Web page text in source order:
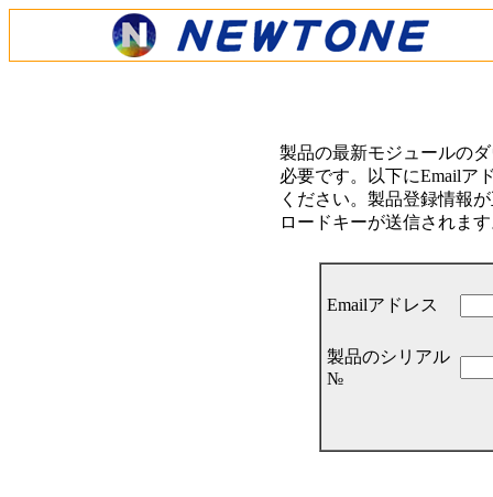
製品の最新モジュールの
必要です。以下にEmailア
ください。製品登録情報
ロードキーが送信されま
Emailアドレス
製品のシリアル
№